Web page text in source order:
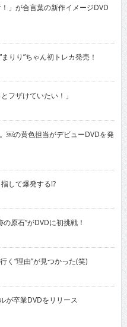
」が合言葉の新作イメージDVD
りり”ちゃん初トレカ発売！
フザけていたい！」
￼の黄色担当がデビューDVDを発
して爆発する!?
原石”がDVDに初挑戦！
“理由”が見つかった(笑)
が卒業DVDをリリース